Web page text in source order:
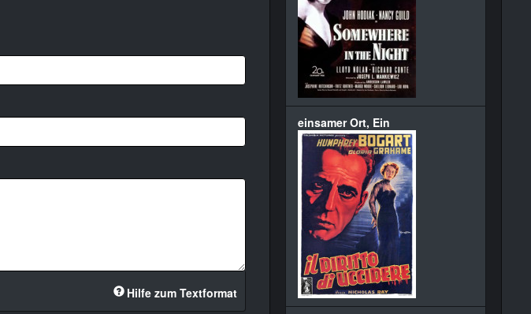
Hilfe zum Textformat
einsamer Ort, Ein